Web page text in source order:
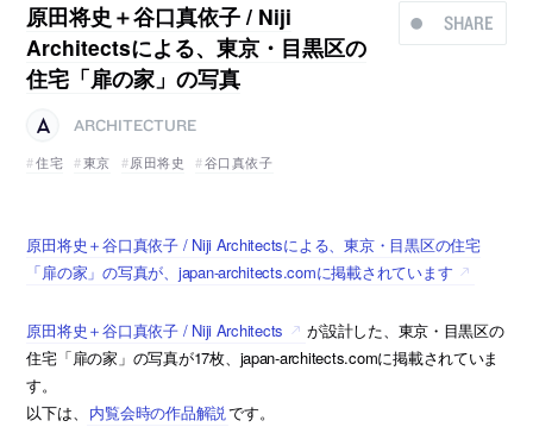
SHARE
原田将史＋谷口真依子 / Niji
Architectsによる、東京・目黒区の
住宅「扉の家」の写真
ARCHITECTURE
住宅
東京 原田将史 谷口真依子
原田将史＋谷口真依子 / Niji Architectsによる、東京・目黒区の住宅
「扉の家」の写真が、japan-architects.comに掲載されています
原田将史＋谷口真依子 / Niji Architects
が設計した、東京・目黒区の
住宅「扉の家」の写真が17枚、japan-architects.comに掲載されていま
す。
以下は、
内覧会時の作品解説です。